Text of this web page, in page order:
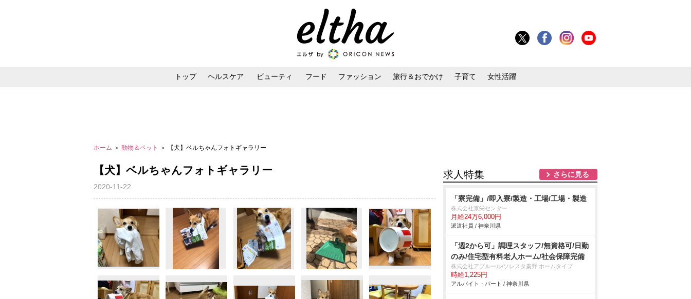
トップ ヘルスケア ビューティ フード ファッション 旅行＆おでかけ 子育て 女性活躍
ホーム ＞ 動物＆ペット ＞ 【犬】ベルちゃんフォトギャラリー
【犬】ベルちゃんフォトギャラリー
2020-11-22
求人特集 さらに見る
「寮完備」/即入寮/製造・工場/工場・製造
株式会社京栄センター
月給24万6,000円
派遣社員 / 神奈川県
「週2から可」調理スタッフ/無資格可/日勤
のみ/住宅型有料老人ホーム/社会保障完備
株式会社アプルール/ソレスタ秦野 ホームタイプ
時給1,225円
アルバイト・パート / 神奈川県